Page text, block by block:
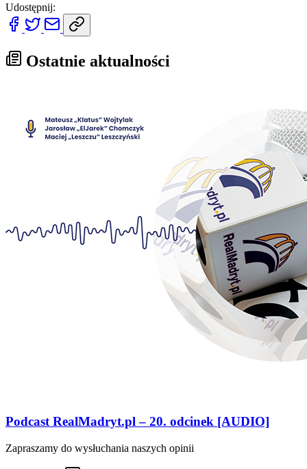
Udostępnij:
Ostatnie aktualności
Podcast RealMadryt.pl – 20. odcinek [AUDIO]
Zapraszamy do wysłuchania naszych opinii